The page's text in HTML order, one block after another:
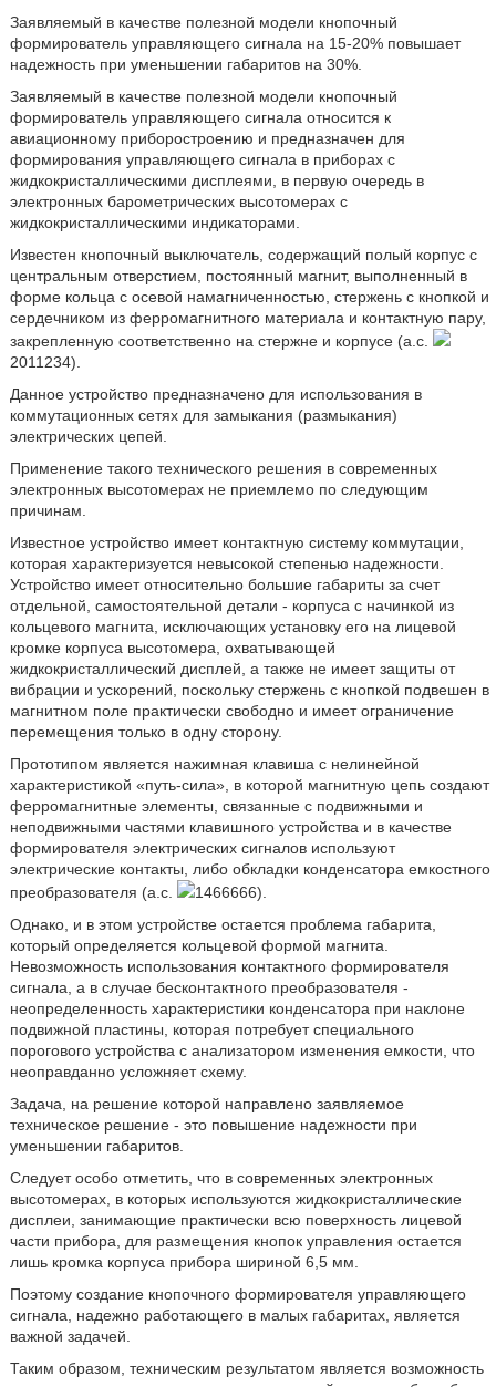
Заявляемый в качестве полезной модели кнопочный
формирователь управляющего сигнала на 15-20% повышает
надежность при уменьшении габаритов на 30%.
Заявляемый в качестве полезной модели кнопочный
формирователь управляющего сигнала относится к
авиационному приборостроению и предназначен для
формирования управляющего сигнала в приборах с
жидкокристаллическими дисплеями, в первую очередь в
электронных барометрических высотомерах с
жидкокристаллическими индикаторами.
Известен кнопочный выключатель, содержащий полый корпус с
центральным отверстием, постоянный магнит, выполненный в
форме кольца с осевой намагниченностью, стержень с кнопкой и
сердечником из ферромагнитного материала и контактную пару,
закрепленную соответственно на стержне и корпусе (а.с.
2011234).
Данное устройство предназначено для использования в
коммутационных сетях для замыкания (размыкания)
электрических цепей.
Применение такого технического решения в современных
электронных высотомерах не приемлемо по следующим
причинам.
Известное устройство имеет контактную систему коммутации,
которая характеризуется невысокой степенью надежности.
Устройство имеет относительно большие габариты за счет
отдельной, самостоятельной детали - корпуса с начинкой из
кольцевого магнита, исключающих установку его на лицевой
кромке корпуса высотомера, охватывающей
жидкокристаллический дисплей, а также не имеет защиты от
вибрации и ускорений, поскольку стержень с кнопкой подвешен в
магнитном поле практически свободно и имеет ограничение
перемещения только в одну сторону.
Прототипом является нажимная клавиша с нелинейной
характеристикой «путь-сила», в которой магнитную цепь создают
ферромагнитные элементы, связанные с подвижными и
неподвижными частями клавишного устройства и в качестве
формирователя электрических сигналов используют
электрические контакты, либо обкладки конденсатора емкостного
преобразователя (а.с.
1466666).
Однако, и в этом устройстве остается проблема габарита,
который определяется кольцевой формой магнита.
Невозможность использования контактного формирователя
сигнала, а в случае бесконтактного преобразователя -
неопределенность характеристики конденсатора при наклоне
подвижной пластины, которая потребует специального
порогового устройства с анализатором изменения емкости, что
неоправданно усложняет схему.
Задача, на решение которой направлено заявляемое
техническое решение - это повышение надежности при
уменьшении габаритов.
Следует особо отметить, что в современных электронных
высотомерах, в которых используются жидкокристаллические
дисплеи, занимающие практически всю поверхность лицевой
части прибора, для размещения кнопок управления остается
лишь кромка корпуса прибора шириной 6,5 мм.
Поэтому создание кнопочного формирователя управляющего
сигнала, надежно работающего в малых габаритах, является
важной задачей.
Таким образом, техническим результатом является возможность